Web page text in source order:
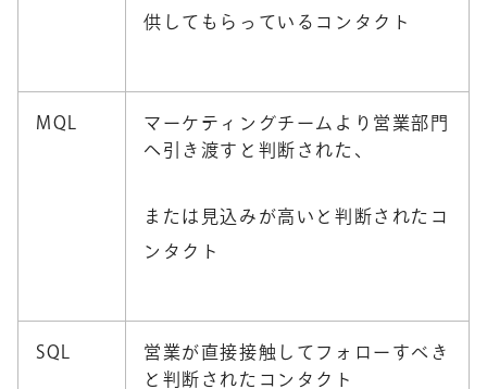
供してもらっているコンタクト
MQL
マーケティングチームより営業部門
へ引き渡すと判断された、
または見込みが高いと判断されたコ
ンタクト
SQL
営業が直接接触してフォローすべき
と判断されたコンタクト